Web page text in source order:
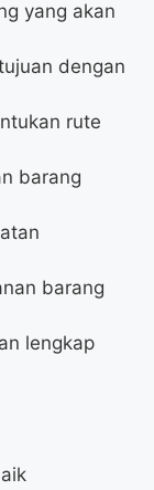
yang akan
dengan
rute
barang
barang
lengkap